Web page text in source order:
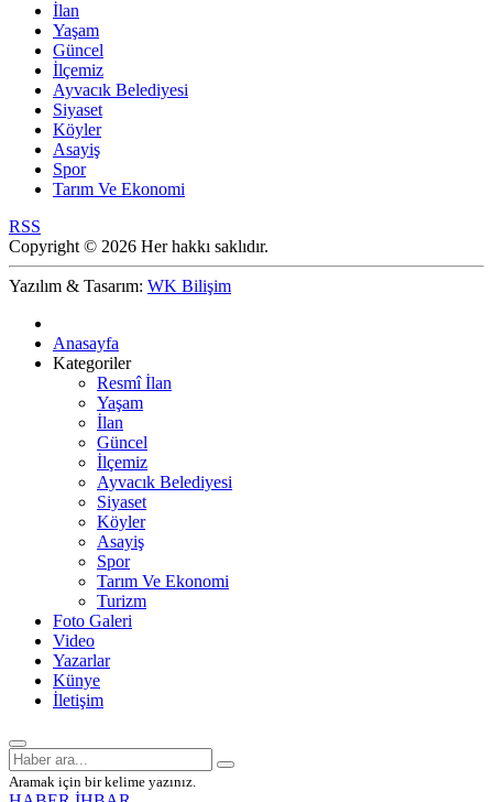
İlan
Yaşam
Güncel
İlçemiz
Ayvacık Belediyesi
Siyaset
Köyler
Asayiş
Spor
Tarım Ve Ekonomi
RSS
Copyright © 2026 Her hakkı saklıdır.
Yazılım & Tasarım: WK Bilişim
Anasayfa
Kategoriler
Resmî İlan
Yaşam
İlan
Güncel
İlçemiz
Ayvacık Belediyesi
Siyaset
Köyler
Asayiş
Spor
Tarım Ve Ekonomi
Turizm
Foto Galeri
Video
Yazarlar
Künye
İletişim
Aramak için bir kelime yazınız.